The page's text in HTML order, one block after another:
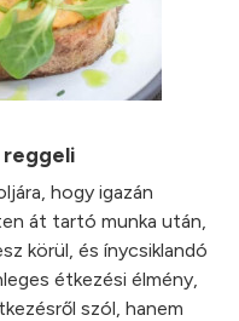
hogy igazán
át tartó munka után,
körül, és ínycsiklandó
étkezési élmény,
szól, hanem